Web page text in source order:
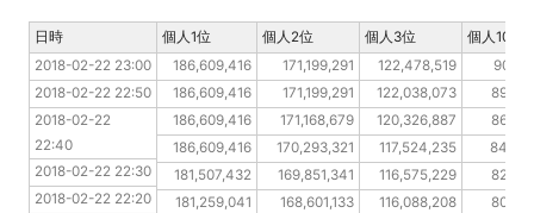
2018-02-22 23:00 186,609,416 171,199,291 122,478,519
2018-02-22 22:50
186,609,416 171,199,291 122,038,073
2018-02-22 22:40
186,609,416 171,168,679 120,326,887
2018-02-22 22:30
186,609,416 170,293,321 117,524,235
2018-02-22 22:20
181,507,432 169,851,341 116,575,229
2018-02-22 22:10
181,259,041 168,601,133 116,088,208
日時 個人1位 個人2位 個人3位
個人10位
2018-02-22 23:00
2018-02-22 22:50
2018-02-22
22:40
2018-02-22 22:30
2018-02-22 22:20
日時